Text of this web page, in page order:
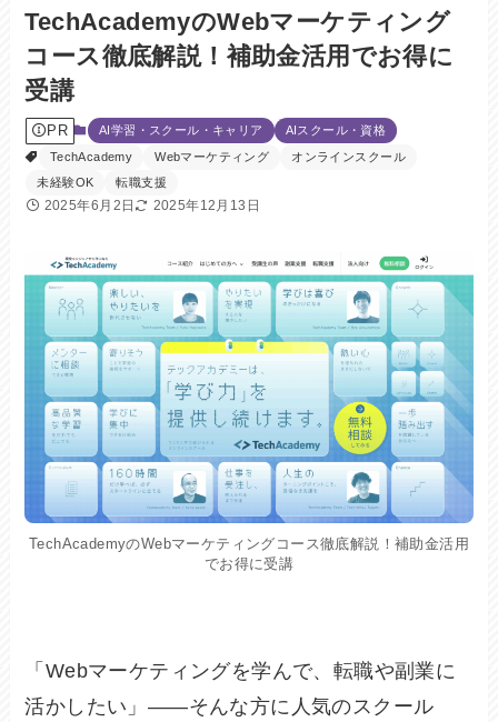
TechAcademyのWebマーケティング
コース徹底解説！補助金活用でお得に
受講
PR AI学習・スクール・キャリア
AIスクール・資格
TechAcademy
Webマーケティング
オンラインスクール
未経験OK
転職支援
2025年6月2日 2025年12月13日
TechAcademyのWebマーケティングコース徹底解説！補助金活用
でお得に受講
「Webマーケティングを学んで、転職や副業に
活かしたい」——そんな方に人気のスクール